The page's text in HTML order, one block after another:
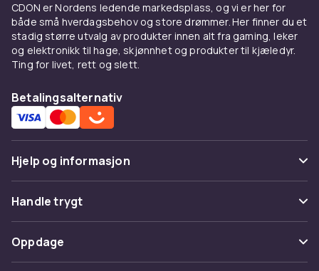
bevegelsesfrihet i overkroppen.
Materialer og funksjoner
Bomull-polyester-blending gir den beste
kombinasjonen av komfort og holdbarhet.
Forsterkede knepartier med lommer for
knebeskyttere. Mange lommer og
verktøyholdere gir praktisk oppbevaring.
Å velge riktige arbeidsklær
Velg størrelse med margin for
Kjøp arbeidsklær på CDON
CDON er Nordens ledende markedsplass, og vi er her for
både små hverdagsbehov og store drømmer. Her finner du et
stadig større utvalg av produkter innen alt fra gaming, leker
og elektronikk til hage, skjønnhet og produkter til kjæledyr.
Ting for livet, rett og slett.
Betalingsalternativ
Hjelp og informasjon
Vanlige spørsmål
Spor pakke
Angre & returner her
Handle trygt
Betaling
Levering
Oppdage